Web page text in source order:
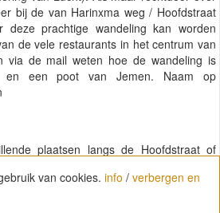
bij de van Harinxma weg / Hoofdstraat
deze prachtige wandeling kan worden
de vele restaurants in het centrum van
via de mail weten hoe de wandeling is
en een poot van Jemen. Naam op
plaatsen langs de Hoofdstraat of
van cookies. info / verbergen en
van cookies. info / verbergen en